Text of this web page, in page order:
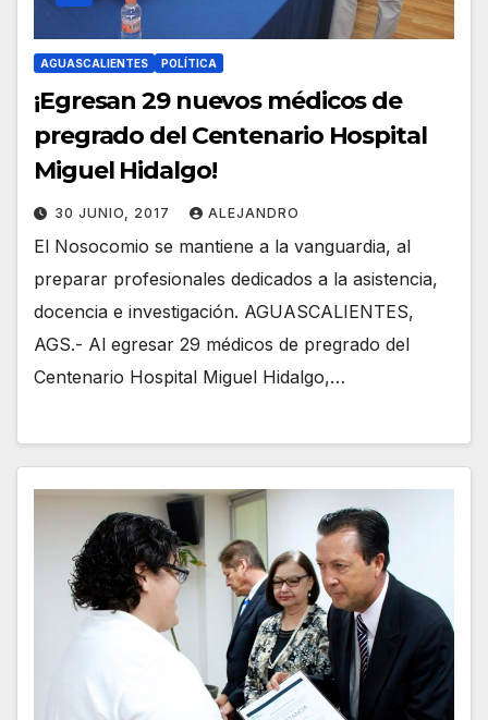
AGUASCALIENTES POLÍTICA
¡Egresan 29 nuevos médicos de
pregrado del Centenario Hospital
Miguel Hidalgo!
30 JUNIO, 2017 ALEJANDRO
El Nosocomio se mantiene a la vanguardia, al
preparar profesionales dedicados a la asistencia,
docencia e investigación. AGUASCALIENTES,
AGS.- Al egresar 29 médicos de pregrado del
Centenario Hospital Miguel Hidalgo,…